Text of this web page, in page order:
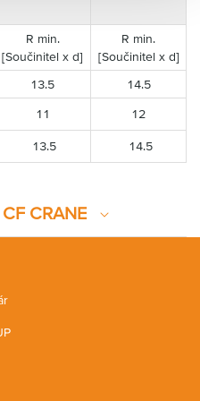
R min.
[Součinitel x d]
R min.
[Součinitel x d]
13.5 14.5
11 12
13.5 14.5
CRANE